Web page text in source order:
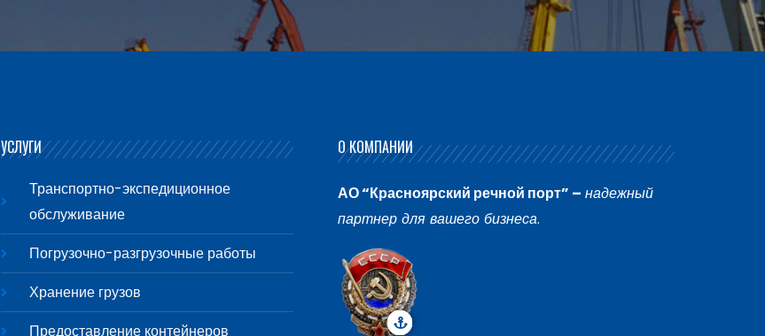
УСЛУГИ
Транспортно-экспедиционное
обслуживание
Погрузочно-разгрузочные работы
Хранение грузов
Предоставление контейнеров
О КОМПАНИИ
АО “Красноярский речной порт” – надежный
партнер для вашего бизнеса.